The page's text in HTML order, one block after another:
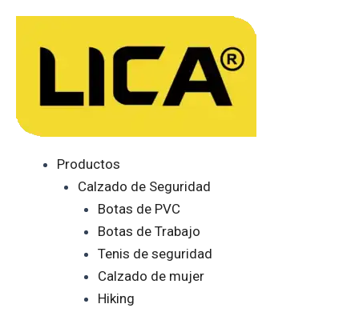
contenido
Productos
Calzado de Seguridad
Botas de PVC
Botas de Trabajo
Tenis de seguridad
Calzado de mujer
Hiking